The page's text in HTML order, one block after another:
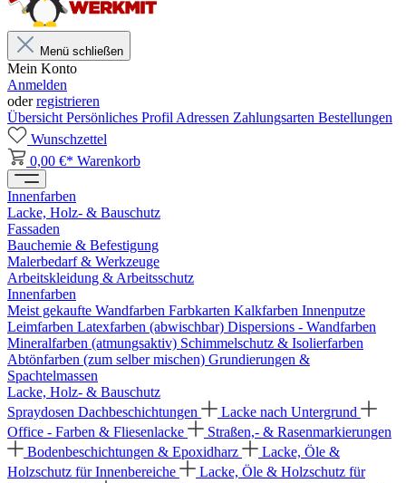
Menü schließen
Mein Konto
Anmelden
oderregistrieren
Übersicht Persönliches Profil Adressen Zahlungsarten Bestellungen
Wunschzettel
0,00 €* Warenkorb
Innenfarben
Lacke, Holz- & Bauschutz
Fassaden
Bauchemie & Befestigung
Malerbedarf & Werkzeuge
Arbeitskleidung & Arbeitsschutz
Innenfarben
Meist gekaufte Wandfarben Farbkarten Kalkfarben Innenputze
Leimfarben Latexfarben (abwischbar) Dispersions - Wandfarben
Mineralfarben (atmungsaktiv) Schimmelschutz & Isolierfarben
Abtönfarben (zum selber mischen) Grundierungen &
Spachtelmassen
Lacke, Holz- & Bauschutz
Spraydosen Dachbeschichtungen
Lacke nach Untergrund
Office - Farben & Fliesenlacke
Straßen,- & Rasenmarkierungen
Bodenbeschichtungen & Epoxidharz
Lacke, Öle &
Holzschutz für Innenbereiche
Lacke, Öle & Holzschutz für